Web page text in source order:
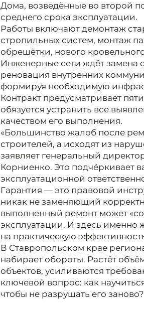
Дома, возведённые во второй
среднего срока эксплуатации.
Работы включают демонтаж
стропильных систем, монтаж
обрешётки, нового
Инженерные сети ждёт замена
реновация внутренних
формируя необходимую
Контракт предусматривает
обязуется устранить все
качеством его выполнения.
«Большинство жалоб после
строителей, а исходят из
заявляет генеральный
Корниенко. Это подчёркивает
эксплуатационной
Гарантия — это правовой
никак не заменяющий
выполненный ремонт может
эксплуатации. И здесь
на практическую
В Ставропольском крае
набирает обороты. Растёт
объектов, усиливаются
ключевой вопрос: как
чтобы не разрушать его заново?